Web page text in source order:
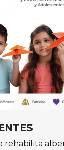
rehabilita